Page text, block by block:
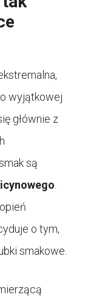
o wyjątkowej
głównie z
są
o tym,
smakowe.